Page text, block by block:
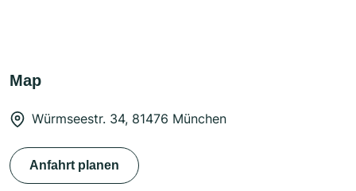
Map
Würmseestr. 34, 81476 München
Anfahrt planen